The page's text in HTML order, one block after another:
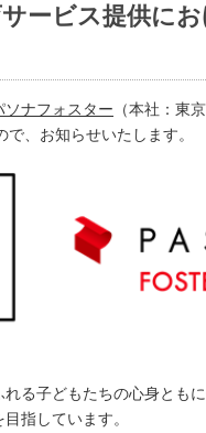
ビス提供にお
ソナフォスター （本社：東
で、お知らせいたします。
る子どもたちの心身とも
指しています。